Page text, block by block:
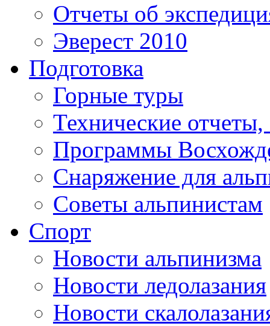
Отчеты об
Эверест 2010
Подготовка
Горные туры
Технические
Программы
Снаряжение для
Советы альпинистам
Спорт
Новости альпинизма
Новости ледолазания
Новости